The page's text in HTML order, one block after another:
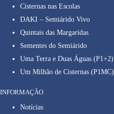
Cisternas nas Escolas
DAKI – Semiárido Vivo
Quintais das Margaridas
Sementes do Semiárido
Uma Terra e Duas Águas (P1+2)
Um Milhão de Cisternas (P1MC)
INFORMAÇÃO
Notícias